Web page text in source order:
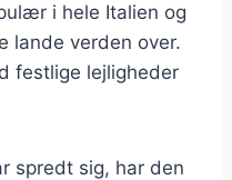
i hele Italien og
lande verden over.
festlige lejligheder
spredt sig, har den